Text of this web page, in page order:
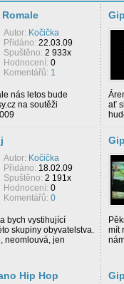
Autor: Kočička
Přidáno: 22.03.09
Spuštěno: 2 933x
Hodnocení: 0
Komentářů: 1
nás letos bude
na soutěži
ať
Autor: Kočička
Přidáno: 18.02.09
Spuštěno: 2 191x
Hodnocení: 0
Komentářů: 0
bych vystihující
skupiny obyvatelstva.
neomlouvá, jen
mít
Hip Hop